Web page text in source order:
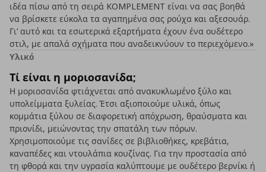
ιδέα πίσω από τη σειρά KOMPLEMENT είναι να σας βοηθά
να βρίσκετε εύκολα τα αγαπημένα σας ρούχα και αξεσουάρ.
Γι’ αυτό και τα εσωτερικά εξαρτήματα έχουν ένα ουδέτερο
στιλ, με απαλά σχήματα που αναδεικνύουν το περιεχόμενο.»
Υλικό
Τί είναι η μοριοσανίδα;
Η μοριοσανίδα φτιάχνεται από ανακυκλωμένο ξύλο και
υπολείμματα ξυλείας. Έτσι αξιοποιούμε υλικά, όπως
κομμάτια ξύλου σε διαφορετική απόχρωση, θραύσματα και
πριονίδι, μειώνοντας την σπατάλη των πόρων.
Χρησιμοποιούμε τις σανίδες σε βιβλιοθήκες, κρεβάτια,
καναπέδες και ντουλάπια κουζίνας. Για την προστασία από
τη φθορά και την υγρασία καλύπτουμε με ουδέτερο βερνίκι ή